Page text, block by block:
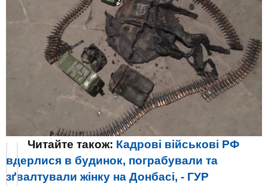
Читайте також: Кадрові військові РФ
вдерлися в будинок, пограбували та
зґвалтували жінку на Донбасі, - ГУР